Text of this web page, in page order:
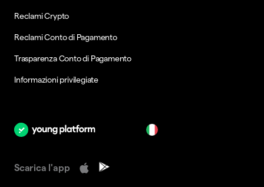
Reclami Crypto
Reclami Conto di Pagamento
Trasparenza Conto di Pagamento
Informazioni privilegiate
Scarica l'app